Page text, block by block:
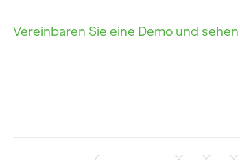
Vereinbaren Sie eine Demo und